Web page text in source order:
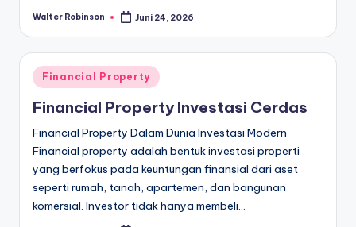
Posted
Walter Robinson Juni 24, 2026
Posted
in
Financial Property
Financial Property Investasi Cerdas
Financial Property Dalam Dunia Investasi Modern
Financial property adalah bentuk investasi properti
yang berfokus pada keuntungan finansial dari aset
seperti rumah, tanah, apartemen, dan bangunan
komersial. Investor tidak hanya membeli…